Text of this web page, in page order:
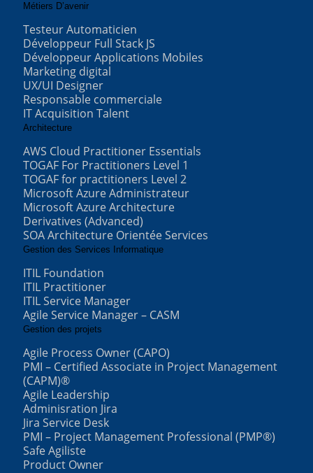
Métiers D’avenir
Testeur Automaticien
Développeur Full Stack JS
Développeur Applications Mobiles
Marketing digital
UX/UI Designer
Responsable commerciale
IT Acquisition Talent
Architecture
AWS Cloud Practitioner Essentials
TOGAF For Practitioners Level 1
TOGAF for practitioners Level 2
Microsoft Azure Administrateur
Microsoft Azure Architecture
Derivatives (Advanced)
SOA Architecture Orientée Services
Gestion des Services Informatique
ITIL Foundation
ITIL Practitioner
ITIL Service Manager
Agile Service Manager – CASM
Gestion des projets
Agile Process Owner (CAPO)
PMI – Certified Associate in Project Management
(CAPM)®
Agile Leadership
Adminisration Jira
Jira Service Desk
PMI – Project Management Professional (PMP®)
Safe Agiliste
Product Owner